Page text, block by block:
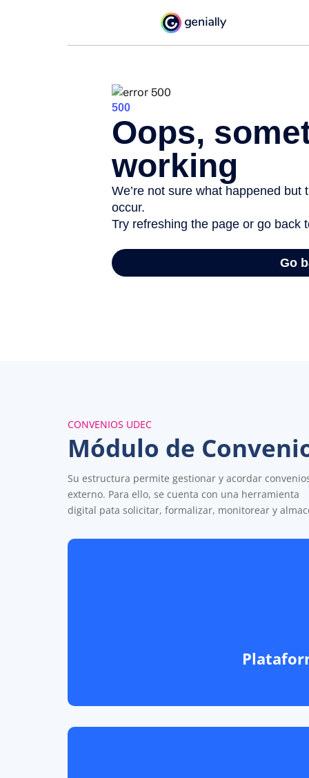
CONVENIOS UDEC
Módulo de
Su estructura permite gestionar y acordar
externo. Para ello, se cuenta con una herramienta
digital pata solicitar, formalizar, monitorear y